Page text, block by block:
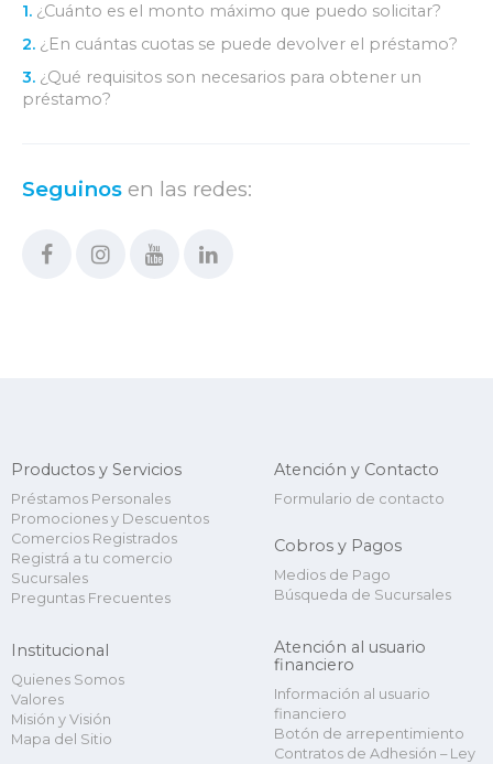
1. ¿Cuánto es el monto máximo que puedo solicitar?
2. ¿En cuántas cuotas se puede devolver el préstamo?
3. ¿Qué requisitos son necesarios para obtener un
préstamo?
Seguinos en las redes:
Productos y Servicios
Préstamos Personales
Promociones y Descuentos
Comercios Registrados
Registrá a tu comercio
Sucursales
Preguntas Frecuentes
Institucional
Quienes Somos
Valores
Misión y Visión
Mapa del Sitio
Atención y Contacto
Formulario de contacto
Cobros y Pagos
Medios de Pago
Búsqueda de Sucursales
Atención al usuario
financiero
Información al usuario
financiero
Botón de arrepentimiento
Contratos de Adhesión – Ley